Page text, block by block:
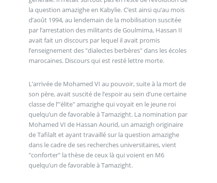
la question amazighe en Kabylie. C’est ainsi qu’au mois
d’août 1994, au lendemain de la mobilisation suscitée
par l’arrestation des militants de Goulmima, Hassan II
avait fait un discours par lequel il avait promis
l’enseignement des "dialectes berbères" dans les écoles
marocaines. Discours qui est resté lettre morte.
L’arrivée de Mohamed VI au pouvoir, suite à la mort de
son père, avait suscité de l’espoir au sein d’une certaine
classe de l’"élite" amazighe qui voyait en le jeune roi
quelqu’un de favorable à Tamazight. La nomination par
Mohamed VI de Hassan Aourid, un amazigh originaire
de Tafilalt et ayant travaillé sur la question amazighe
dans le cadre de ses recherches universitaires, vient
"conforter" la thèse de ceux là qui voient en M6
quelqu’un de favorable à Tamazight.